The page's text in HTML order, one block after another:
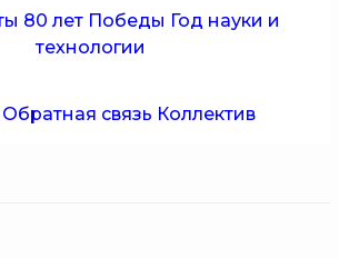
80 лет Победы Год науки и
технологии
Обратная связь Коллектив